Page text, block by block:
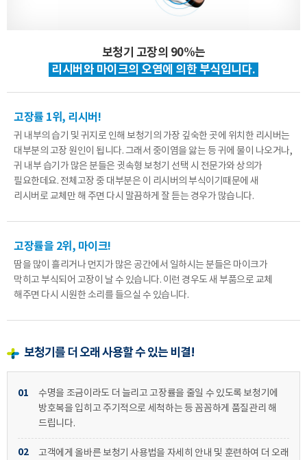
보청기 고장의 90%는
리시버와 마이크의 오염에 의한 부식입니다.
고장률 1위, 리시버!
귀 내부의 습기 및 귀지로 인해 보청기의 가장 깊숙한 곳에 위치한 리시버는
대부분의 고장 원인이 됩니다.그래서 중이염을 앓는 등 귀에 물이 나오거나,
귀 내부 습기가 많은 분들은 귓속형 보청기 선택 시 전문가와 상의가
필요한데요. 전체고장 중 대부분은 이 리시버의 부식이기때문에 새
리시버로 교체만 해 주면 다시 말끔하게 잘 듣는 경우가 많습니다.
고장률을 2위, 마이크!
땀을 많이 흘리거나 먼지가 많은 공간에서 일하시는 분들은 마이크가
막히고 부식되어 고장이 날 수 있습니다. 이런 경우도 새 부품으로 교체
해주면 다시 시원한 소리를 들으실 수 있습니다.
보청기를 더 오래 사용할 수 있는 비결!
01
수명을 조금이라도 더 늘리고 고장률을 줄일 수 있도록 보청기에
방호복을 입히고 주기적으로 세척하는 등꼼꼼하게 품질관리 해
드립니다.
02
고객에게 올바른 보청기 사용법을 자세히 안내 및 훈련하여 더 오래
바로 예약하기
이름
연락처 -
예약날짜